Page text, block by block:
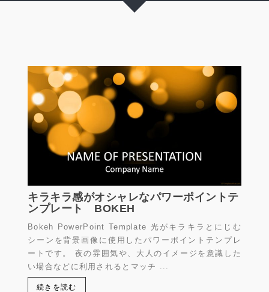
キラキラ感がオシャレなパワーポイントテ
ンプレート BOKEH
Bokeh PowerPoint Template 光がキラキラとにじむ
シーンを背景画像に使用したパワーポイントテンプレ
ートです。 夜の雰囲気や、大人のイメージを意識した
い場合などに利用されるとマッチ ...
続きを読む